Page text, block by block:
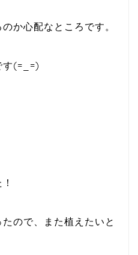
か心配なところです。
す(=_=)
ので、また植えたいと